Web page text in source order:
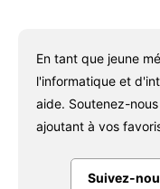
En tant que jeune
l'informatique et
aide. Soutenez-
ajoutant à vos
Suivez-